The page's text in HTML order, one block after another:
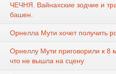
ЧЕЧНЯ. Вайнахские зодчие и
башен.
Орнелла Мути хочет получить
Орнеллу Мути приговорили к 8
что не вышла на сцену